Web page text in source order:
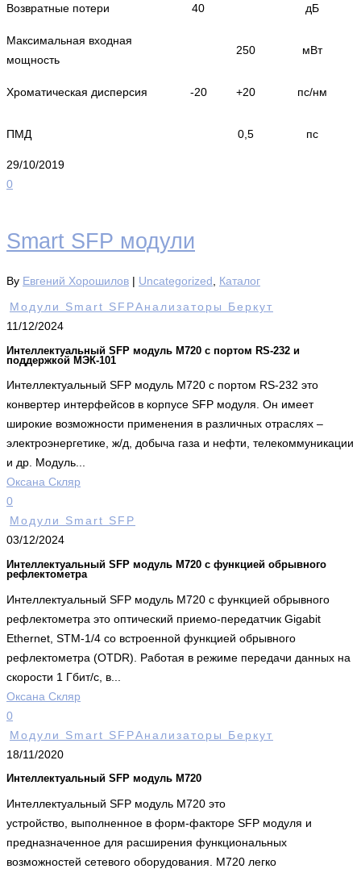
Возвратные потери 40 дБ
Максимальная входная
мощность
250 мВт
Хроматическая дисперсия -20 +20 пс/нм
ПМД 0,5 пс
29/10/2019
0
Smart SFP модули
By Евгений Хорошилов | Uncategorized Каталог
Модули Smart SFPАнализаторы Беркут
11/12/2024
Интеллектуальный SFP модуль M720 с портом RS-232 и
поддержкой МЭК-101
Интеллектуальный SFP модуль M720 с портом RS-232 это
конвертер интерфейсов в корпусе SFP модуля. Он имеет
широкие возможности применения в различных отраслях –
электроэнергетике, ж/д, добыча газа и нефти, телекоммуникации
и др. Модуль...
Оксана Скляр
0
Модули Smart SFP
03/12/2024
Интеллектуальный SFP модуль M720 с функцией обрывного
рефлектометра
Интеллектуальный SFP модуль M720 с функцией обрывного
рефлектометра это оптический приемо-передатчик Gigabit
Ethernet, STM-1/4 со встроенной функцией обрывного
рефлектометра (OTDR). Работая в режиме передачи данных на
скорости 1 Гбит/с, в...
Оксана Скляр
0
Модули Smart SFPАнализаторы Беркут
18/11/2020
Интеллектуальный SFP модуль М720
Интеллектуальный SFP модуль M720 это
устройство, выполненное в форм-факторе SFP модуля и
предназначенное для расширения функциональных
возможностей сетевого оборудования. М720 легко